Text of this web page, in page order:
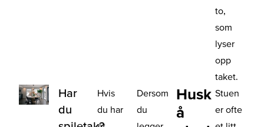
to,
som
lyser
opp
taket.
Har
du
Hvis
du har
Dersom
du
Husk
å
Stuen
er ofte